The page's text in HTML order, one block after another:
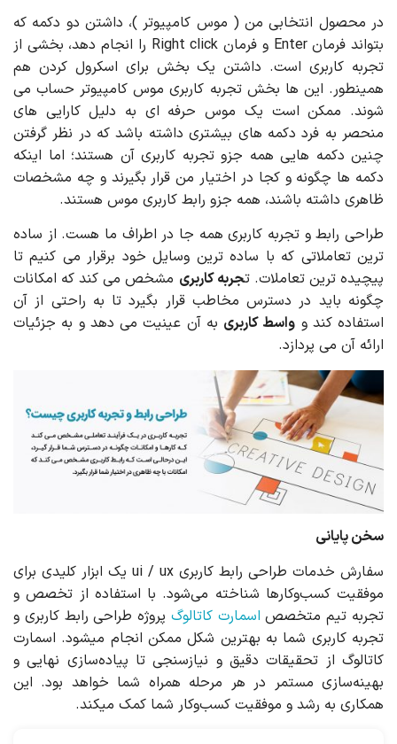
در محصول انتخابی من ( موس کامپیوتر )، داشتن دو دکمه که
بتواند فرمان Enter و فرمان Right click را انجام دهد، بخشی از
تجربه کاربری است. داشتن یک بخش برای اسکرول کردن هم
همینطور. این ها بخش تجربه کاربری موس کامپیوتر حساب می
شوند. ممکن است یک موس حرفه ای به دلیل کارایی های
منحصر به فرد دکمه های بیشتری داشته باشد که در نظر گرفتن
چنین دکمه هایی همه جزو تجربه کاربری آن هستند؛ اما اینکه
دکمه ها چگونه و کجا در اختیار من قرار بگیرند و چه مشخصات
ظاهری داشته باشند، همه جزو رابط کاربری موس هستند.
طراحی رابط و تجربه کاربری همه جا در اطراف ما هست. از ساده
ترین تعاملاتی که با ساده ترین وسایل خود برقرار می کنیم تا
پیچیده ترین تعاملات. تجربه کاربری مشخص می کند که امکانات
چگونه باید در دسترس مخاطب قرار بگیرد تا به راحتی از آن
استفاده کند و واسط کاربری به آن عینیت می دهد و به جزئیات
ارائه آن می پردازد.
سخن پایانی
سفارش خدمات طراحی رابط کاربری ui / ux یک ابزار کلیدی برای
موفقیت کسب‌وکارها شناخته می‌شود. با استفاده از تخصص و
تجربه تیم متخصص اسمارت کاتالوگ پروژه طراحی رابط کاربری و
تجربه کاربری شما به بهترین شکل ممکن انجام میشود. اسمارت
کاتالوگ از تحقیقات دقیق و نیازسنجی تا پیاده‌سازی نهایی و
بهینه‌سازی مستمر در هر مرحله همراه شما خواهد بود. این
همکاری به رشد و موفقیت کسب‌وکار شما کمک میکند.